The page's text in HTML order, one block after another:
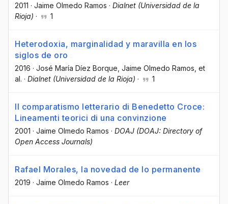
2011 · Jaime Olmedo Ramos · Dialnet (Universidad de la
Rioja) · 1
Heterodoxia, marginalidad y maravilla en los
siglos de oro
2016 · José María Díez Borque , Jaime Olmedo Ramos , et
al. · Dialnet (Universidad de la Rioja) · 1
Il comparatismo letterario di Benedetto Croce:
Lineamenti teorici di una convinzione
2001 · Jaime Olmedo Ramos · DOAJ (DOAJ: Directory of
Open Access Journals)
Rafael Morales, la novedad de lo permanente
2019 · Jaime Olmedo Ramos · Leer